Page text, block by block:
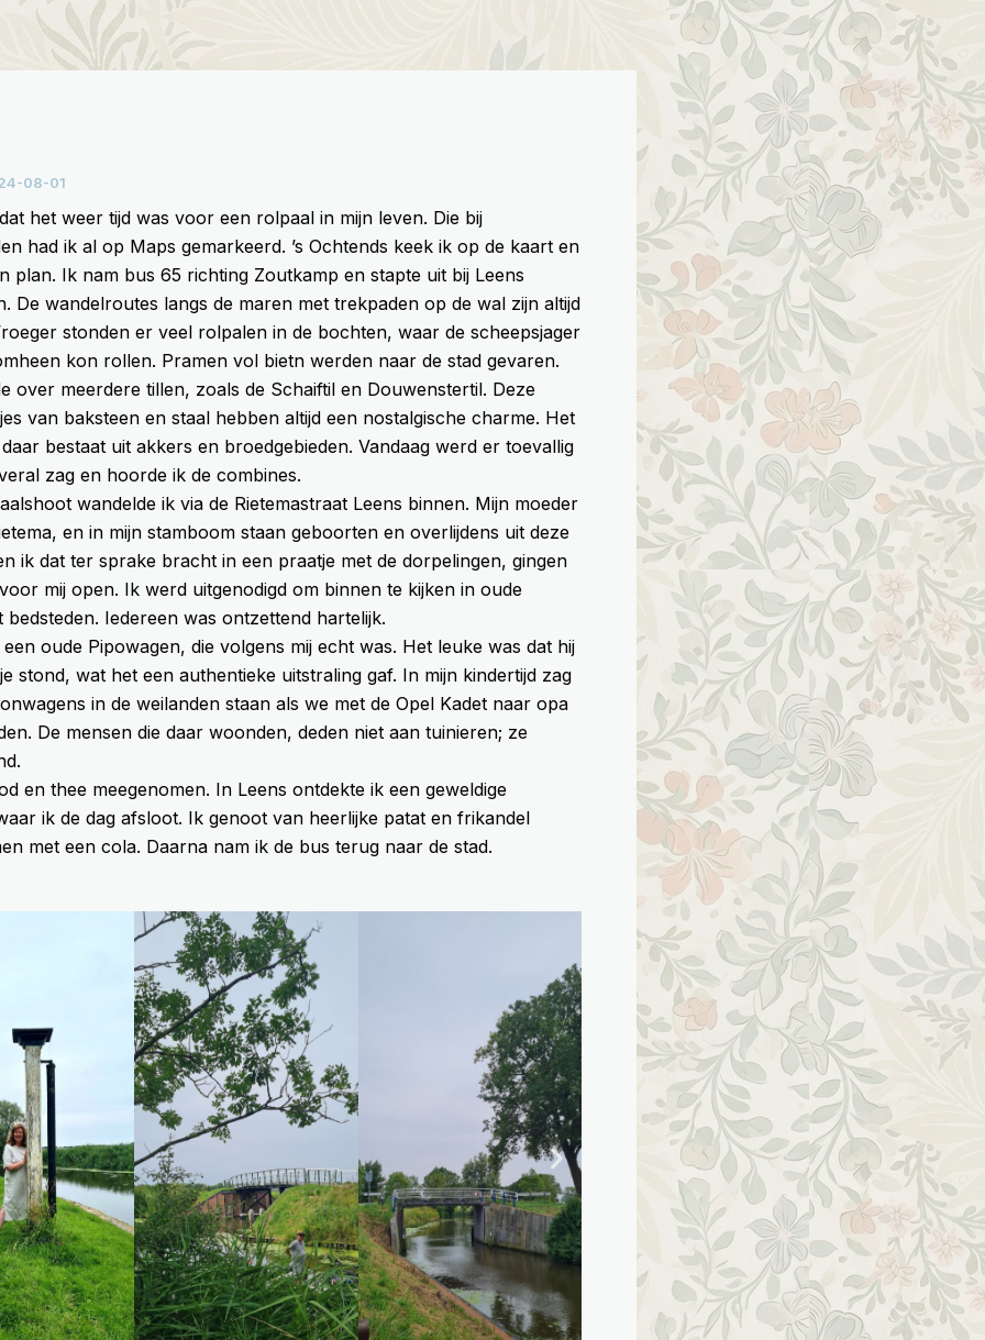
08-01
het weer tijd was voor een rolpaal in mijn leven. Die bij
had ik al op Maps gemarkeerd. ’s Ochtends keek ik op de kaart en
plan. Ik nam bus 65 richting Zoutkamp en stapte uit bij Leens
De wandelroutes langs de maren met trekpaden op de wal zijn altijd
stonden er veel rolpalen in de bochten, waar de scheepsjager
kon rollen. Pramen vol bietn werden naar de stad gevaren.
over meerdere tillen, zoals de Schaiftil en Douwenstertil. Deze
van baksteen en staal hebben altijd een nostalgische charme. Het
bestaat uit akkers en broedgebieden. Vandaag werd er toevallig
zag en hoorde ik de combines.
wandelde ik via de Rietemastraat Leens binnen. Mijn moeder
en in mijn stamboom staan geboorten en overlijdens uit deze
ik dat ter sprake bracht in een praatje met de dorpelingen, gingen
mij open. Ik werd uitgenodigd om binnen te kijken in oude
bedsteden. Iedereen was ontzettend hartelijk.
oude Pipowagen, die volgens mij echt was. Het leuke was dat hij
stond, wat het een authentieke uitstraling gaf. In mijn kindertijd zag
in de weilanden staan als we met de Opel Kadet naar opa
De mensen die daar woonden, deden niet aan tuinieren; ze
en thee meegenomen. In Leens ontdekte ik een geweldige
ik de dag afsloot. Ik genoot van heerlijke patat en frikandel
met een cola. Daarna nam ik de bus terug naar de stad.